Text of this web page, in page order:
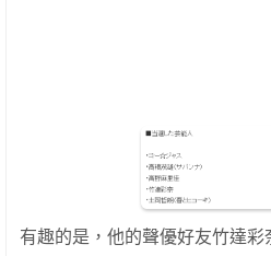
有趣的是，他的聲優好友竹達